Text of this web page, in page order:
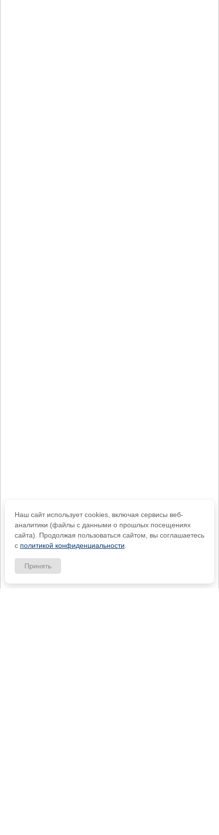
Наш сайт использует cookies, включая сервисы веб-
аналитики (файлы с данными о прошлых посещениях
сайта). Продолжая пользоваться сайтом, вы соглашаетесь
с политикой конфиденциальности
Принять